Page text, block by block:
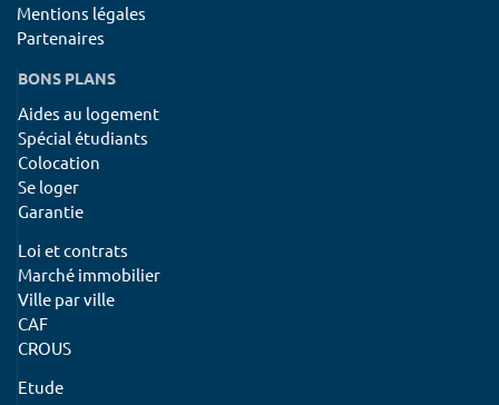
Mentions légales
Partenaires
BONS PLANS
Aides au logement
Spécial étudiants
Colocation
Se loger
Garantie
Loi et contrats
Marché immobilier
Ville par ville
CAF
CROUS
Etude